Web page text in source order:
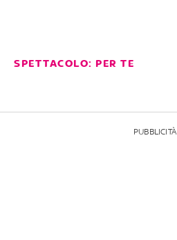
SPETTACOLO: PER TE
PUBBLICITÀ